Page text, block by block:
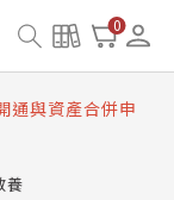
0
與書櫃開通申請
通與資產合併申
養